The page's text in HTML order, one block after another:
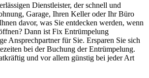
Dienstleister, der schnell und
Garage, Ihren Keller oder Ihr Büro
davor, was Sie entdecken werden, wenn
Dann ist Fix Entrümpelung
Ansprechpartner für Sie. Ersparen Sie sich
bei der Buchung der Entrümpelung.
und vor allem günstig bei jeder Art